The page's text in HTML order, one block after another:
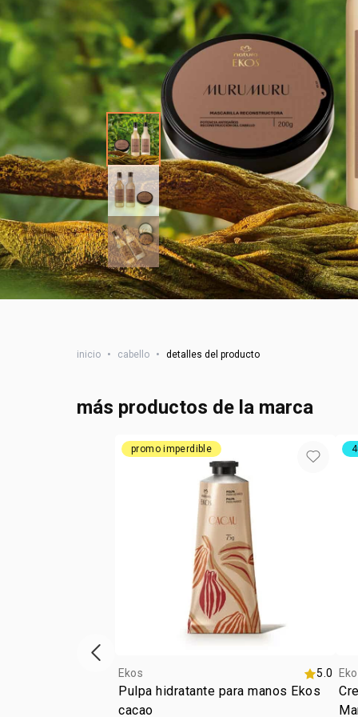
inicio • cabello • detalles del producto
más productos de la marca
promo imperdible
Ekos 5.0
Pulpa hidratante para manos Ekos
cacao
ítem anterior